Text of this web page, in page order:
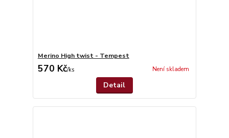
Merino High twist - Tempest
570 Kč/ks Není skladem
Detail